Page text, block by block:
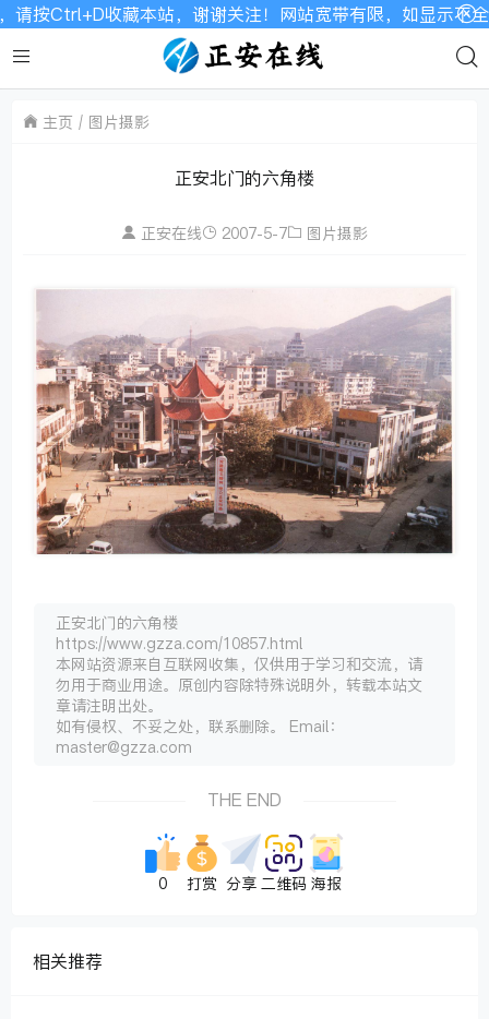
Ctrl+D收藏本站，谢谢关注！网站宽带有限，如显示不全请
主页 图片摄影
正安北门的六角楼
正安在线 2007-5-7 图片摄影
正安北门的六角楼
https://www.gzza.com/10857.html
本网站资源来自互联网收集，仅供用于学习和交流，请
勿用于商业用途。原创内容除特殊说明外，转载本站文
章请注明出处。
如有侵权、不妥之处，联系删除。 Email：
master@gzza.com
THE END
0 打赏 分享 二维码 海报
相关推荐